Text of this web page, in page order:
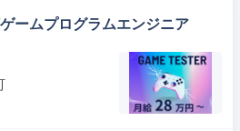
ームプログラムエンジニア